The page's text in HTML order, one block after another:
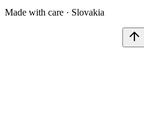
Made with care · Slovakia